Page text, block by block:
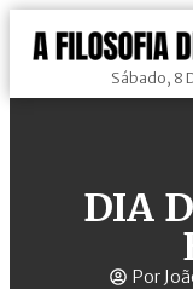
Sábado, 8
DIA
Por